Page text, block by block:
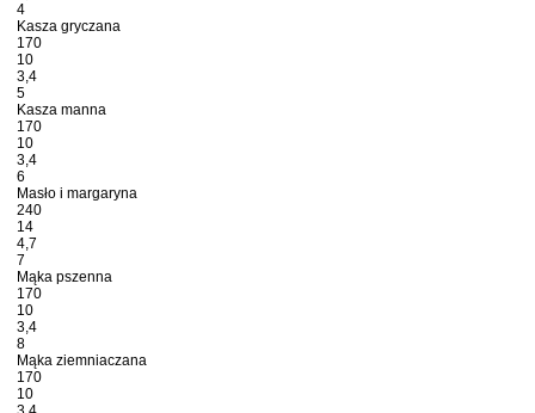
4
Kasza gryczana
170
10
3,4
5
Kasza manna
170
10
3,4
6
Masło i margaryna
240
14
4,7
7
Mąka pszenna
170
10
3,4
8
Mąka ziemniaczana
170
10